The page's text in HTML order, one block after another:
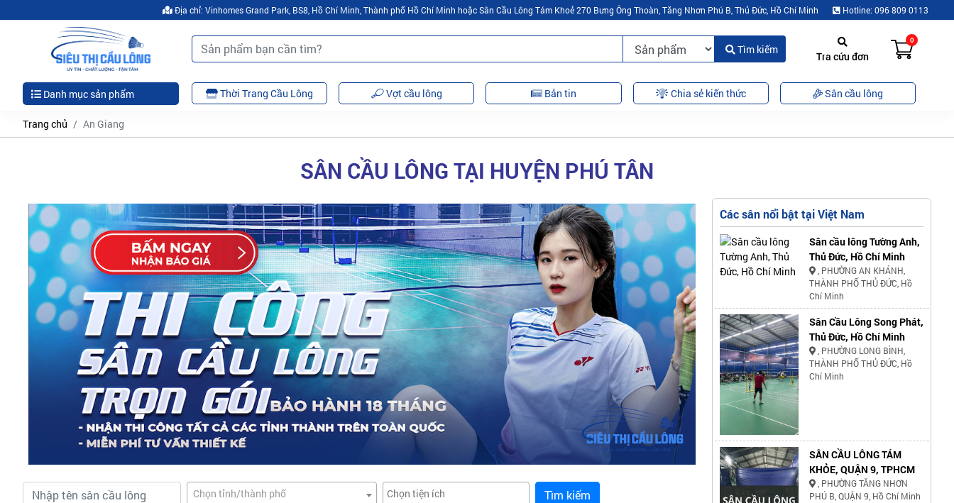
Địa chỉ: Vinhomes Grand Park, BS8, Hồ Chí Minh, Thành phố Hồ Chí Minh hoặc Sân Cầu Lông Tám Khoẻ 270 Bưng Ông Thoàn, Tăng Nhơn Phú B, Thủ Đức, Hồ Chí Minh Hotline: 096 809 0113
Tìm kiếm
Tra cứu đơn
0
Danh mục sản phẩm Thời Trang Cầu Lông Vợt cầu lông Bản tin Chia sẻ kiến thức Sân cầu lông
Trang chủ An Giang
SÂN CẦU LÔNG TẠI HUYỆN PHÚ TÂN
Chọn tỉnh/thành phố Tìm kiếm
Các sân nổi bật tại Việt Nam
Sân cầu lông Tường Anh,
Thủ Đức, Hồ Chí Minh
, PHƯỜNG AN KHÁNH,
THÀNH PHỐ THỦ ĐỨC, Hồ
Chí Minh
Sân Cầu Lông Song Phát,
Thủ Đức, Hồ Chí Minh
, PHƯỜNG LONG BÌNH,
THÀNH PHỐ THỦ ĐỨC, Hồ
Chí Minh
SÂN CẦU LÔNG TÁM
KHỎE, QUẬN 9, TPHCM
, PHƯỜNG TĂNG NHƠN
PHÚ B, QUẬN 9, Hồ Chí Minh